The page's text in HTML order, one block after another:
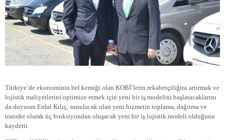
Türkiye’de ekonominin bel kemiği olan KOBİ’lerin rekabetçiliğini artırmak ve
lojistik maliyetlerini optimize etmek için yeni bir iş modelini başlatacaklarını
da duyuran Erdal Kılıç, sunulacak olan yeni hizmetin toplama, dağıtma ve
transfer olarak üç fonksiyondan oluşacak yeni bir iş lojistik modeli olduğunu
kaydetti.